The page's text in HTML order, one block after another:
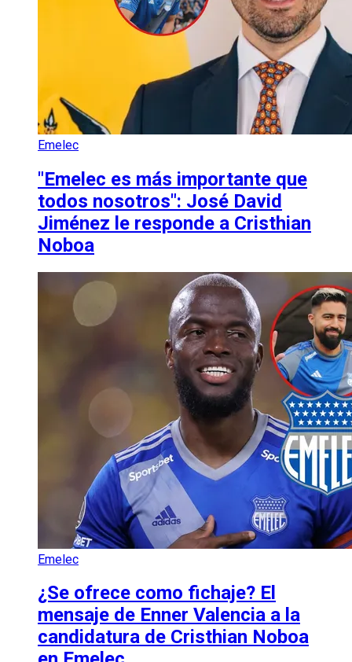
Emelec
"Emelec es más importante que
todos nosotros": José David
Jiménez le responde a Cristhian
Noboa
Emelec
¿Se ofrece como fichaje? El
mensaje de Enner Valencia a la
candidatura de Cristhian Noboa